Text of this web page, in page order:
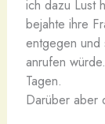
ich dazu Lust
bejahte ihre
entgegen und
anrufen
Tagen.
Darüber aber